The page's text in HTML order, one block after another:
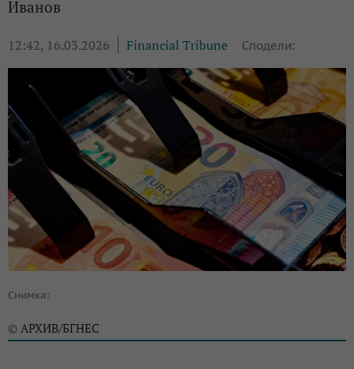
Иванов
12:42, 16.03.2026 Financial Tribune Сподели:
Снимка:
© АРХИВ/БГНЕС